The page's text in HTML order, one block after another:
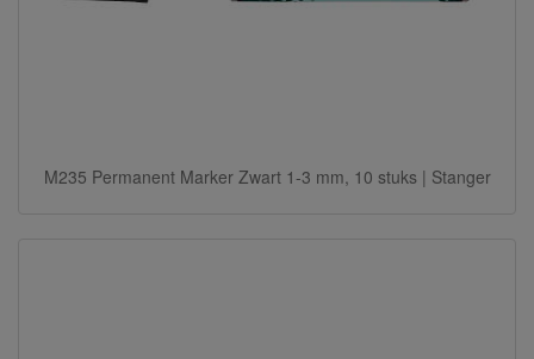
M235 Permanent Marker Zwart 1-3 mm, 10 stuks | Stanger